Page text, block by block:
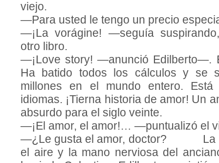
viejo.
—Para usted le tengo un precio
—¡La vorágine! —seguía
otro libro.
—¡Love story! —anunció Edilberto—.
Ha batido todos los cálculos y se
millones en el mundo entero.
idiomas. ¡Tierna historia de amor! Un
absurdo para el siglo veinte.
—¡El amor, el amor!… —puntualizó el
—¿Le gusta el amor, doctor? La
el aire y la mano nerviosa del